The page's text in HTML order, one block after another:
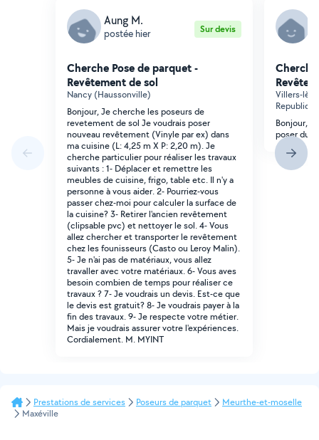
Aung M.
postée hier Sur devis
Cherche Pose de parquet -
Revêtement de sol
Nancy (Haussonville)
Bonjour, Je cherche les poseurs de
revetement de sol Je voudrais poser
nouveau revêtement (Vinyle par ex) dans
ma cuisine (L: 4,25 m X P: 2,20 m). Je
cherche particulier pour réaliser les travaux
suivants : 1- Déplacer et remettre les
meubles de cuisine, frigo, table etc. Il n'y a
personne à vous aider. 2- Pourriez-vous
passer chez-moi pour calculer la surface de
la cuisine? 3- Retirer l'ancien revêtement
(clipsable pvc) et nettoyer le sol. 4- Vous
allez chercher et transporter le revêtement
chez les founisseurs (Casto ou Leroy Malin).
5- Je n'ai pas de matériaux, vous allez
travaller avec votre matériaux. 6- Vous aves
besoin combien de temps pour réaliser ce
travaux ? 7- Je voudrais un devis. Est-ce que
le devis est gratuit? 8- Je voudrais payer à la
fin des travaux. 9- Je respecte votre métier.
Mais je voudrais assurer votre l'expériences.
Cordialement. M. MYINT
Villers-
Bonjour,
poser du
Prestations de services Poseurs de parquet
Meurthe-et-moselle
Maxéville